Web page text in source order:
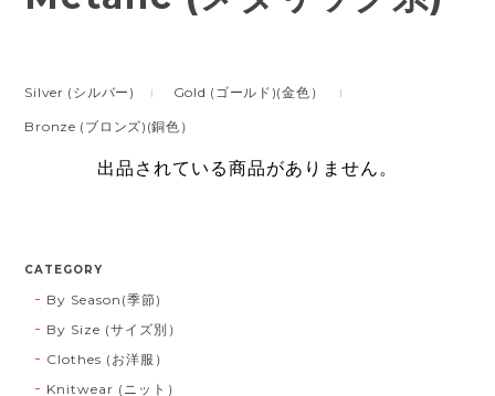
Silver (シルバー) Gold (ゴールド)(金色）
Bronze (ブロンズ)(銅色）
出品されている商品がありません。
CATEGORY
By Season(季節)
By Size (サイズ別）
Clothes (お洋服）
Knitwear (ニット）